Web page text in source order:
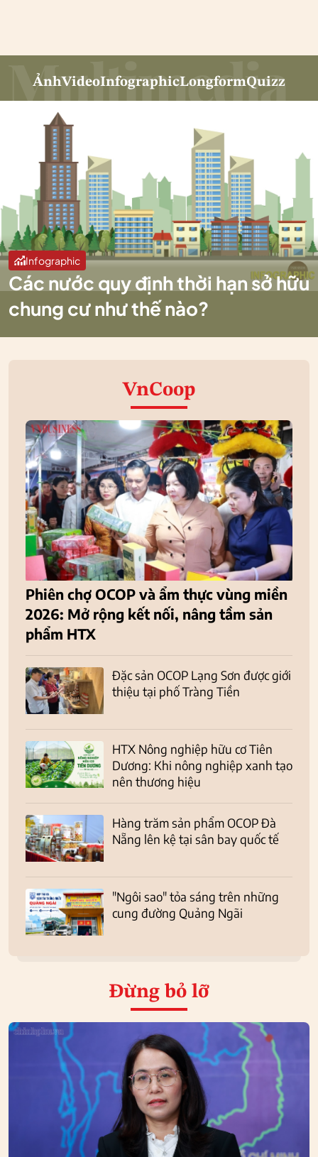
ẢnhVideoInfographicLongformQuizz
Infographic
Các nước quy định thời hạn sở hữu
chung cư như thế nào?
VnCoop
Phiên chợ OCOP và ẩm thực vùng miền
2026: Mở rộng kết nối, nâng tầm sản
phẩm HTX
Đặc sản OCOP Lạng Sơn được giới
thiệu tại phố Tràng Tiền
HTX Nông nghiệp hữu cơ Tiên
Dương: Khi nông nghiệp xanh tạo
nên thương hiệu
Hàng trăm sản phẩm OCOP Đà
Nẵng lên kệ tại sân bay quốc tế
"Ngôi sao" tỏa sáng trên những
cung đường Quảng Ngãi
Đừng bỏ lỡ